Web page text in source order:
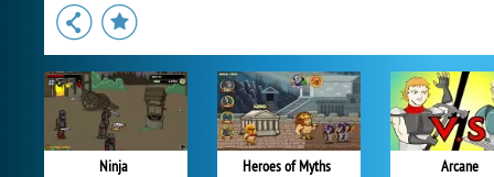
Ninja Heroes of Myths Arcane